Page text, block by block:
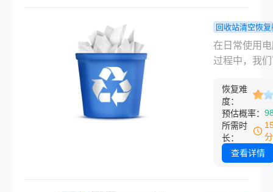
恢复策略。
作资料瞬间
说实话，我
踩过这个坑
我准备把旧
的工作文件
来，结果不
整个D盘给格
了。当时脑
一下，里面
回收站清空恢
电脑删除文
在回收站怎
转换方法！
在日常使用
过程中，我
重要的文件
情况下，这
除的文件会
放在回收站
我们一个“后
恢复难
度：
预估概率：
所需时
长：
查看详情